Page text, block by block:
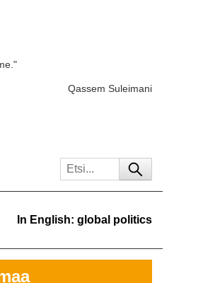
Qassem Suleimani
In English: global politics